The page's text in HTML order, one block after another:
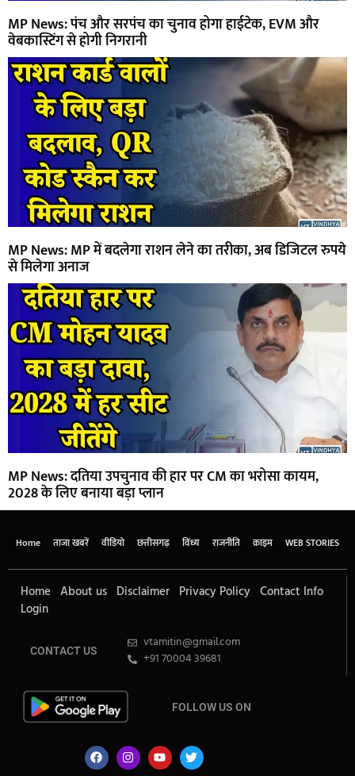
MP News: पंच और सरपंच का चुनाव होगा हाईटेक, EVM और
वेबकास्टिंग से होगी निगरानी
MP News: MP में बदलेगा राशन लेने का तरीका, अब डिजिटल रुपये
से मिलेगा अनाज
MP News: दतिया उपचुनाव की हार पर CM का भरोसा कायम,
2028 के लिए बनाया बड़ा प्लान
Home ताजा खबरें वीडियो छत्तीसगढ़ विंध्य राजनीति क्राइम WEB STORIES
Home About us Disclaimer Privacy Policy Contact Info
Login
CONTACT US
vtamitin@gmail.com
+91 70004 39681
FOLLOW US ON